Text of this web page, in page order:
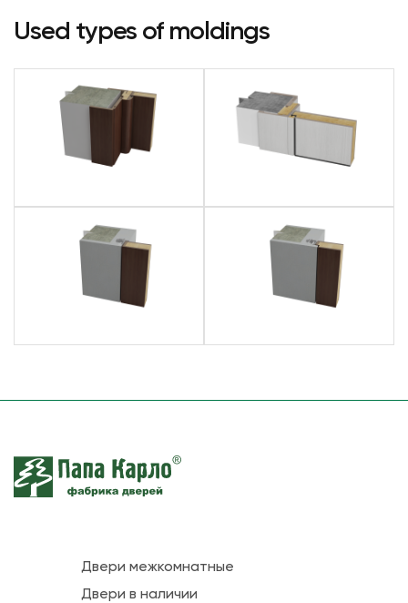
Used types of moldings
Двери межкомнатные
Двери в наличии